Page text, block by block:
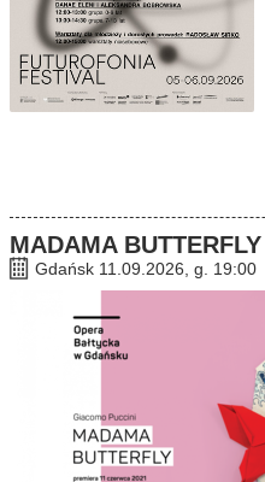
MADAMA BUTTERFLY
Gdańsk 11.09.2026, g. 19:00